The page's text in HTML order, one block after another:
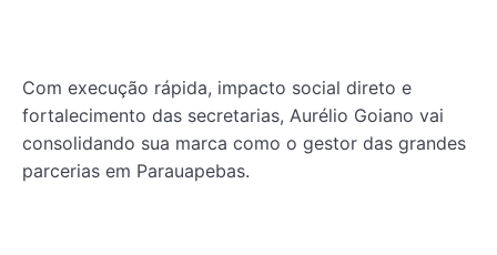
Com execução rápida, impacto social direto e
fortalecimento das secretarias, Aurélio Goiano vai
consolidando sua marca como o gestor das grandes
parcerias em Parauapebas.